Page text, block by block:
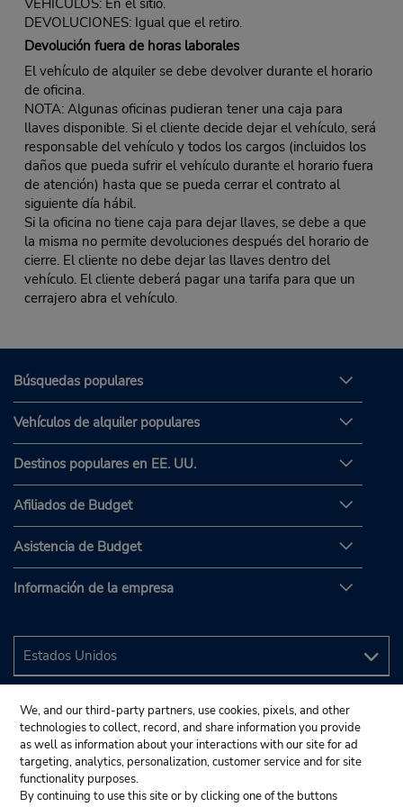
VEHÍCULOS: En el sitio.
DEVOLUCIONES: Igual que el retiro.
Devolución fuera de horas laborales
El vehículo de alquiler se debe devolver durante el horario
de oficina.
NOTA: Algunas oficinas pudieran tener una caja para
llaves disponible. Si el cliente decide dejar el vehículo, será
responsable del vehículo y todos los cargos (incluidos los
daños que pueda sufrir el vehículo durante el horario fuera
de atención) hasta que se pueda cerrar el contrato al
siguiente día hábil.
Si la oficina no tiene caja para dejar llaves, se debe a que
la misma no permite devoluciones después del horario de
cierre. El cliente no debe dejar las llaves dentro del
vehículo. El cliente deberá pagar una tarifa para que un
cerrajero abra el vehículo.
Búsquedas populares
Vehículos de alquiler populares
Destinos populares en EE. UU.
Afiliados de Budget
Asistencia de Budget
Información de la empresa
We, and our third-party partners, use cookies, pixels, and other
technologies to collect, record, and share information you provide
as well as information about your interactions with our site for ad
targeting, analytics, personalization, customer service and for site
functionality purposes.
By continuing to use this site or by clicking one of the buttons